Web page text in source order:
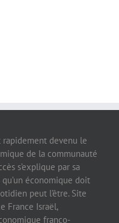
rapidement devenu le
de la communauté
s’explique par sa
économique doit
peut l’être. Site
France Israël,
franco-